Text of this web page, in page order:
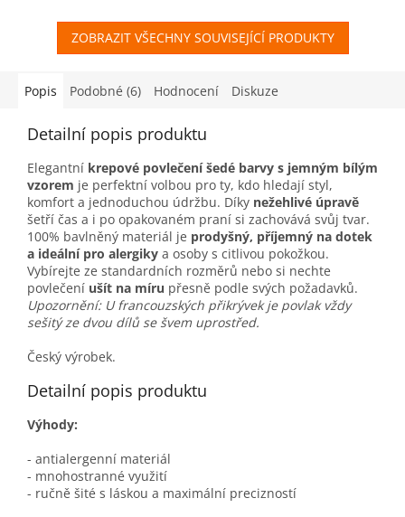
ZOBRAZIT VŠECHNY SOUVISEJÍCÍ PRODUKTY
Popis Podobné (6) Hodnocení Diskuze
Detailní popis produktu
Elegantní krepové povlečení šedé barvy s jemným bílým
vzorem je perfektní volbou pro ty, kdo hledají styl,
komfort a jednoduchou údržbu. Díky nežehlivé úpravě
šetří čas a i po opakovaném praní si zachovává svůj tvar.
100% bavlněný materiál je prodyšný, příjemný na dotek
a ideální pro alergiky a osoby s citlivou pokožkou.
Vybírejte ze standardních rozměrů nebo si nechte
povlečení ušít na míru přesně podle svých požadavků.
Upozornění: U francouzských přikrývek je povlak vždy
sešitý ze dvou dílů se švem uprostřed.
Český výrobek.
Detailní popis produktu
Výhody:
- antialergenní materiál
- mnohostranné využití
- ručně šité s láskou a maximální precizností